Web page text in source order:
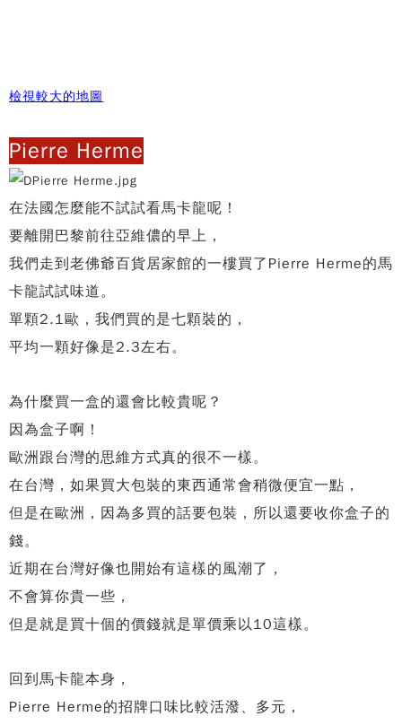
檢視較大的地圖
Pierre Herme
在法國怎麼能不試試看馬卡龍呢！
要離開巴黎前往亞維儂的早上，
我們走到老佛爺百貨居家館的一樓買了Pierre Herme的馬
卡龍試試味道。
單顆2.1歐，我們買的是七顆裝的，
平均一顆好像是2.3左右。
為什麼買一盒的還會比較貴呢？
因為盒子啊！
歐洲跟台灣的思維方式真的很不一樣。
在台灣，如果買大包裝的東西通常會稍微便宜一點，
但是在歐洲，因為多買的話要包裝，所以還要收你盒子的
錢。
近期在台灣好像也開始有這樣的風潮了，
不會算你貴一些，
但是就是買十個的價錢就是單價乘以10這樣。
回到馬卡龍本身，
Pierre Herme的招牌口味比較活潑、多元，